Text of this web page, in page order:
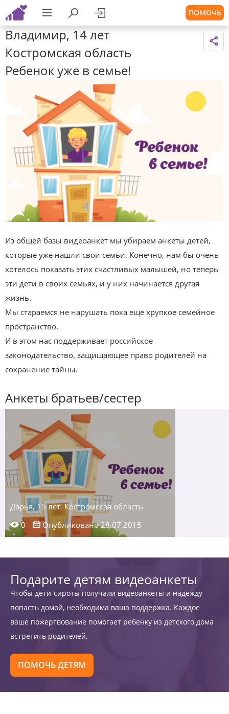
ПОМОЧЬ
Владимир, 14 лет
Костромская область
Ребенок уже в семье!
Из общей базы видеоанкет мы убираем анкеты детей,
которые уже нашли свои семьи. Конечно, нам бы очень
хотелось показать этих счастливых малышей, но теперь
эти дети в своих семьях, и у них начинается другая
жизнь.
Мы стараемся не нарушать пока еще хрупкое семейное
пространство.
И в этом нас поддерживает российское
законодательство, защищающее право родителей на
сохранение тайны.
Анкеты братьев/сестер
Дарья, 15 лет, Костромская область
0
Опубликовано 28.07.2015
Подарите детям видеоанкеты
Чтобы дети-сироты получали видеоанкеты и надежду
попасть домой, необходима ваша поддержка. Каждое
ваше пожертвование помогает ребенку из детского дома
встретить родителей.
ПОМОЧЬ ДЕТЯМ